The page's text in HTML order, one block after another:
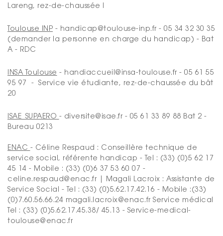
Lareng, rez-de-chaussée I
Toulouse INP - handicap@toulouse-inp.fr - 05 34 32 30 35
(demander la personne en charge du handicap) - Bat
A - RDC
INSA Toulouse - handiaccueil@insa-toulouse.fr - 05 61 55
95 97 - Service vie étudiante, rez-de-chaussée du bât
20
ISAE_SUPAERO - diversite@isae.fr - 05 61 33 89 88 Bat 2 -
Bureau 0213
ENAC - Céline Respaud : Conseillère technique de
service social, référente handicap - Tel : (33) (0)5 62 17
45 14 - Mobile : (33) (0)6 37 53 60 07 -
celine.respaud@enac.fr | Magali Lacroix : Assistante de
Service Social - Tel : (33) (0)5.62.17.42.16 - Mobile :(33)
(0)7.60.56.66.24 magali.lacroix@enac.fr Service médical
Tel : (33) (0)5.62.17.45.38/ 45.13 - Service-medical-
toulouse@enac.fr